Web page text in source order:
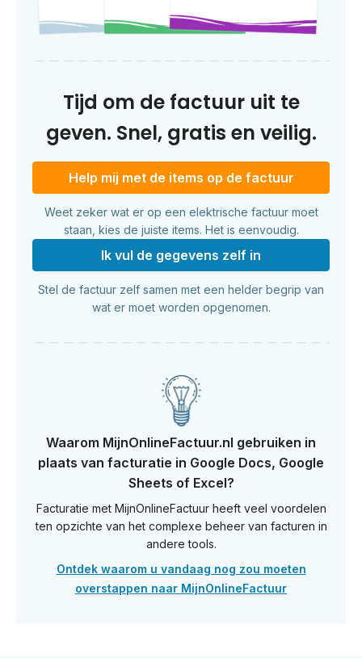
Tijd om de factuur uit te
geven. Snel, gratis en veilig.
Help mij met de items op de factuur
Weet zeker wat er op een elektrische factuur moet
staan, kies de juiste items. Het is eenvoudig.
Ik vul de gegevens zelf in
Stel de factuur zelf samen met een helder begrip van
wat er moet worden opgenomen.
Waarom MijnOnlineFactuur.nl gebruiken in
plaats van facturatie in Google Docs, Google
Sheets of Excel?
Facturatie met MijnOnlineFactuur heeft veel voordelen
ten opzichte van het complexe beheer van facturen in
andere tools.
Ontdek waarom u vandaag nog zou moeten
overstappen naar MijnOnlineFactuur